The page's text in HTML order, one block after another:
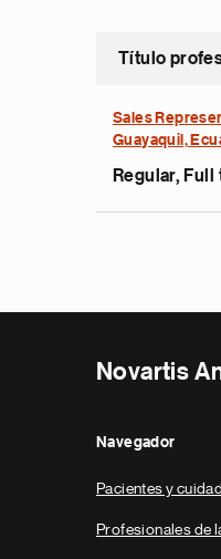
Título
Sales
Guayaquil,
Regular, Full
Novartis
Navegador
Pacientes y
Profesionales de